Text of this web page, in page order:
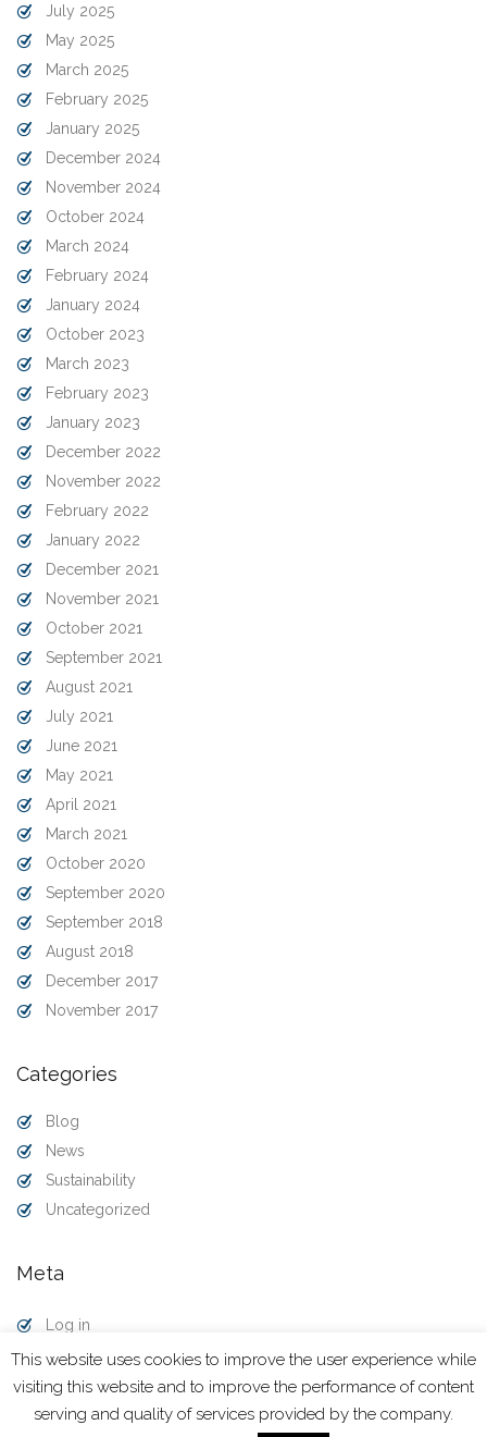
July 2025
May 2025
March 2025
February 2025
January 2025
December 2024
November 2024
October 2024
March 2024
February 2024
January 2024
October 2023
March 2023
February 2023
January 2023
December 2022
November 2022
February 2022
January 2022
December 2021
November 2021
October 2021
September 2021
August 2021
July 2021
June 2021
May 2021
April 2021
March 2021
October 2020
September 2020
September 2018
August 2018
December 2017
November 2017
Categories
Blog
News
Sustainability
Uncategorized
Meta
Log in
Entries feed
Comments feed
WordPress.org
This website uses cookies to improve the user experience while
visiting this website and to improve the performance of content
serving and quality of services provided by the company.